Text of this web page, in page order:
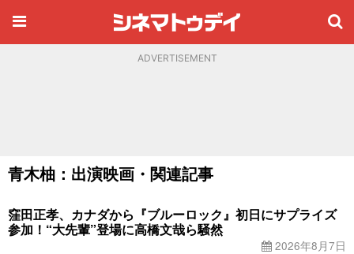
ADVERTISEMENT
青木柚：出演映画・関連記事
窪田正孝、カナダから『ブルーロック』初日にサプライズ
参加！“大先輩”登場に高橋文哉ら騒然
2026年8月7日